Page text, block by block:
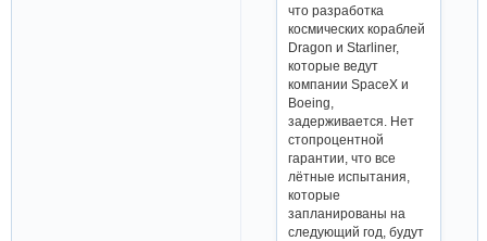
что разработка
космических кораблей
Dragon и Starliner,
которые ведут
компании SpaceX и
Boeing,
задерживается. Нет
стопроцентной
гарантии, что все
лётные испытания,
которые
запланированы на
следующий год, будут